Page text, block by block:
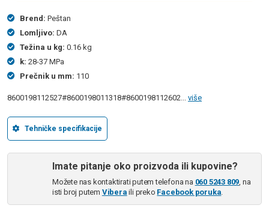
Brend: Peštan
Lomljivo: DA
Težina u kg: 0.16 kg
k: 28-37 MPa
Prečnik u mm: 110
8600198112527#8600198011318#8600198112602... više
Tehničke specifikacije
Imate pitanje oko proizvoda ili kupovine?
Možete nas kontaktirati putem telefona na 060 5243 809, na
isti broj putem Vibera ili preko Facebook poruka.